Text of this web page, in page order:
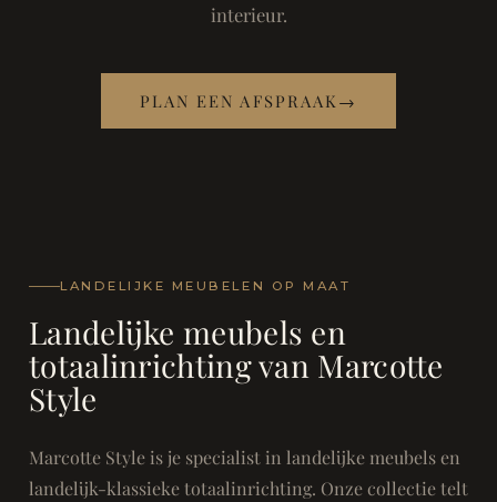
interieur.
PLAN EEN AFSPRAAK →
LANDELIJKE MEUBELEN OP MAAT
Landelijke meubels en
totaalinrichting van Marcotte
Style
Marcotte Style is je specialist in landelijke meubels en
landelijk-klassieke totaalinrichting. Onze collectie telt